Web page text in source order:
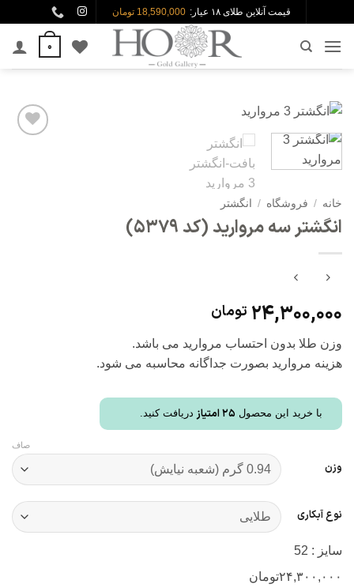
content
قیمت آنلاین طلای ۱۸ عیار: 18,590,000 تومان
0
خانه / فروشگاه / انگشتر
انگشتر سه مروارید (کد 5379)
24,300,000 تومان
وزن طلا بدون احتساب مروارید می باشد.
هزینه مروارید بصورت جداگانه محاسبه می شود.
با خرید این محصول 25امتیاز دریافت کنید.
وزن
نوع آبکاری
صاف
سایز : 52
۲۴,۳۰۰,۰۰۰تومان